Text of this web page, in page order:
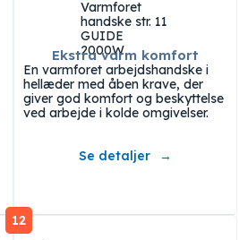
Ekstra varm komfort
En varmforet arbejdshandske i
hellæder med åben krave, der
giver god komfort og beskyttelse
ved arbejde i kolde omgivelser.
Se detaljer
12